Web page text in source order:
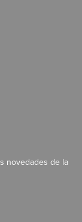
novedades de la